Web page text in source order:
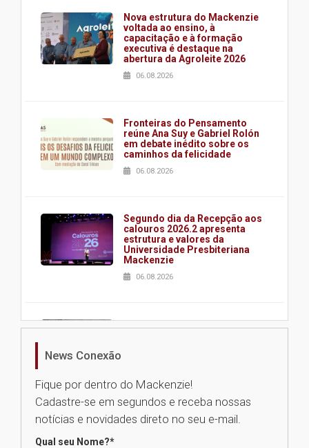
Nova estrutura do Mackenzie
voltada ao ensino, à
capacitação e à formação
executiva é destaque na
abertura da Agroleite 2026
06.08.2026
Fronteiras do Pensamento
reúne Ana Suy e Gabriel Rolón
em debate inédito sobre os
caminhos da felicidade
06.08.2026
Segundo dia da Recepção aos
calouros 2026.2 apresenta
estrutura e valores da
Universidade Presbiteriana
Mackenzie
06.08.2026
Nova apresentação do Centro
Universidade Mackenzie
realizará nova edição da Feira
News Conexão
Fique por dentro do Mackenzie!
Cadastre-se em segundos e receba nossas
notícias e novidades direto no seu e-mail.
Qual seu Nome?*